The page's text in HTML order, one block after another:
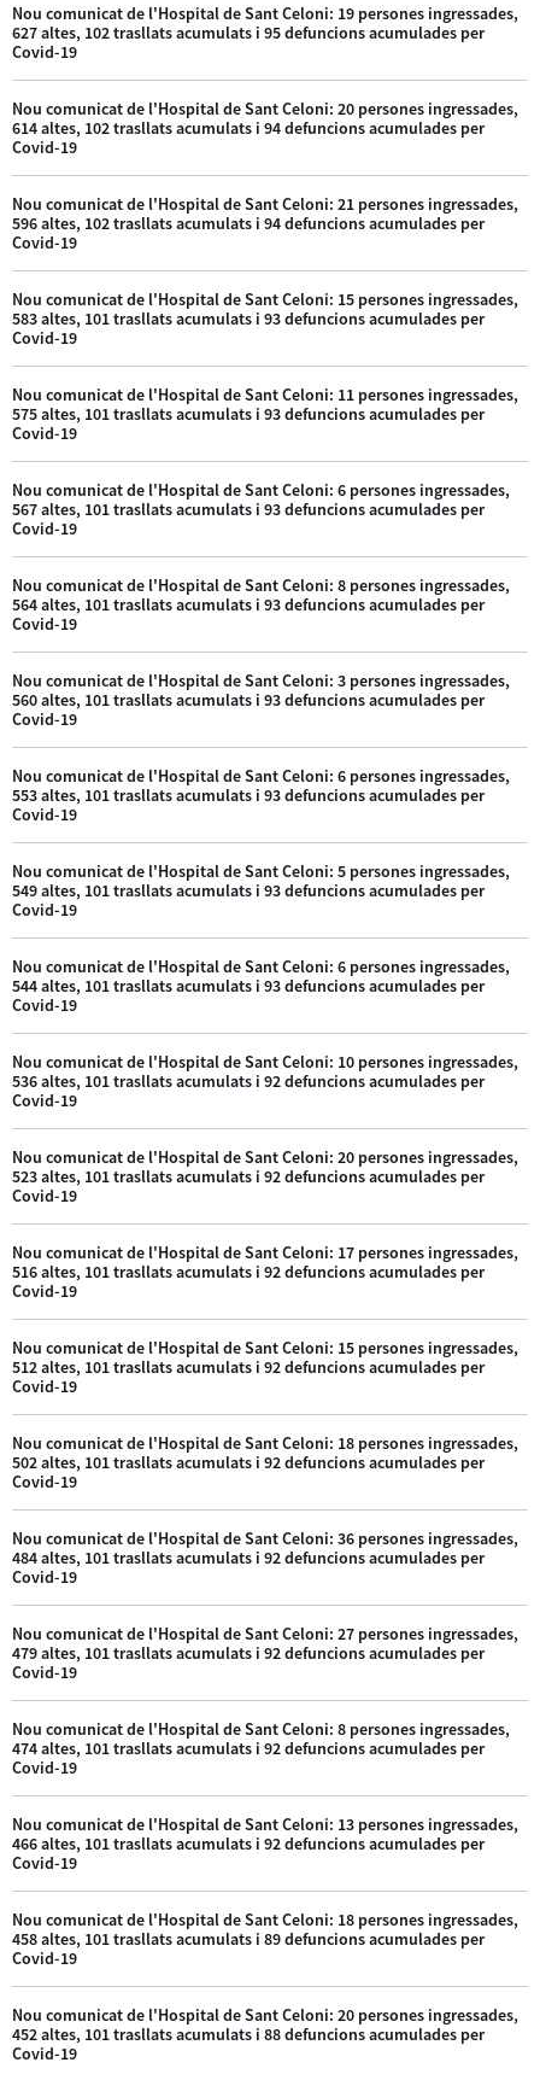
Nou comunicat de l'Hospital de Sant Celoni: 19 persones ingressades,
627 altes, 102 trasllats acumulats i 95 defuncions acumulades per
Covid-19
Nou comunicat de l'Hospital de Sant Celoni: 20 persones ingressades,
614 altes, 102 trasllats acumulats i 94 defuncions acumulades per
Covid-19
Nou comunicat de l'Hospital de Sant Celoni: 21 persones ingressades,
596 altes, 102 trasllats acumulats i 94 defuncions acumulades per
Covid-19
Nou comunicat de l'Hospital de Sant Celoni: 15 persones ingressades,
583 altes, 101 trasllats acumulats i 93 defuncions acumulades per
Covid-19
Nou comunicat de l'Hospital de Sant Celoni: 11 persones ingressades,
575 altes, 101 trasllats acumulats i 93 defuncions acumulades per
Covid-19
Nou comunicat de l'Hospital de Sant Celoni: 6 persones ingressades,
567 altes, 101 trasllats acumulats i 93 defuncions acumulades per
Covid-19
Nou comunicat de l'Hospital de Sant Celoni: 8 persones ingressades,
564 altes, 101 trasllats acumulats i 93 defuncions acumulades per
Covid-19
Nou comunicat de l'Hospital de Sant Celoni: 3 persones ingressades,
560 altes, 101 trasllats acumulats i 93 defuncions acumulades per
Covid-19
Nou comunicat de l'Hospital de Sant Celoni: 6 persones ingressades,
553 altes, 101 trasllats acumulats i 93 defuncions acumulades per
Covid-19
Nou comunicat de l'Hospital de Sant Celoni: 5 persones ingressades,
549 altes, 101 trasllats acumulats i 93 defuncions acumulades per
Covid-19
Nou comunicat de l'Hospital de Sant Celoni: 6 persones ingressades,
544 altes, 101 trasllats acumulats i 93 defuncions acumulades per
Covid-19
Nou comunicat de l'Hospital de Sant Celoni: 10 persones ingressades,
536 altes, 101 trasllats acumulats i 92 defuncions acumulades per
Covid-19
Nou comunicat de l'Hospital de Sant Celoni: 20 persones ingressades,
523 altes, 101 trasllats acumulats i 92 defuncions acumulades per
Covid-19
Nou comunicat de l'Hospital de Sant Celoni: 17 persones ingressades,
516 altes, 101 trasllats acumulats i 92 defuncions acumulades per
Covid-19
Nou comunicat de l'Hospital de Sant Celoni: 15 persones ingressades,
512 altes, 101 trasllats acumulats i 92 defuncions acumulades per
Covid-19
Nou comunicat de l'Hospital de Sant Celoni: 18 persones ingressades,
502 altes, 101 trasllats acumulats i 92 defuncions acumulades per
Covid-19
Nou comunicat de l'Hospital de Sant Celoni: 36 persones ingressades,
484 altes, 101 trasllats acumulats i 92 defuncions acumulades per
Covid-19
Nou comunicat de l'Hospital de Sant Celoni: 27 persones ingressades,
479 altes, 101 trasllats acumulats i 92 defuncions acumulades per
Covid-19
Nou comunicat de l'Hospital de Sant Celoni: 8 persones ingressades,
474 altes, 101 trasllats acumulats i 92 defuncions acumulades per
Covid-19
Nou comunicat de l'Hospital de Sant Celoni: 13 persones ingressades,
466 altes, 101 trasllats acumulats i 92 defuncions acumulades per
Covid-19
Nou comunicat de l'Hospital de Sant Celoni: 18 persones ingressades,
458 altes, 101 trasllats acumulats i 89 defuncions acumulades per
Covid-19
Nou comunicat de l'Hospital de Sant Celoni: 20 persones ingressades,
452 altes, 101 trasllats acumulats i 88 defuncions acumulades per
Covid-19